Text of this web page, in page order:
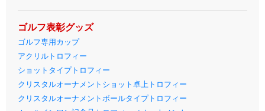
ゴルフ表彰グッズ
ゴルフ専用カップ
アクリルトロフィー
ショットタイプトロフィー
クリスタルオーナメントショット卓上トロフィー
クリスタルオーナメントボールタイプトロフィー